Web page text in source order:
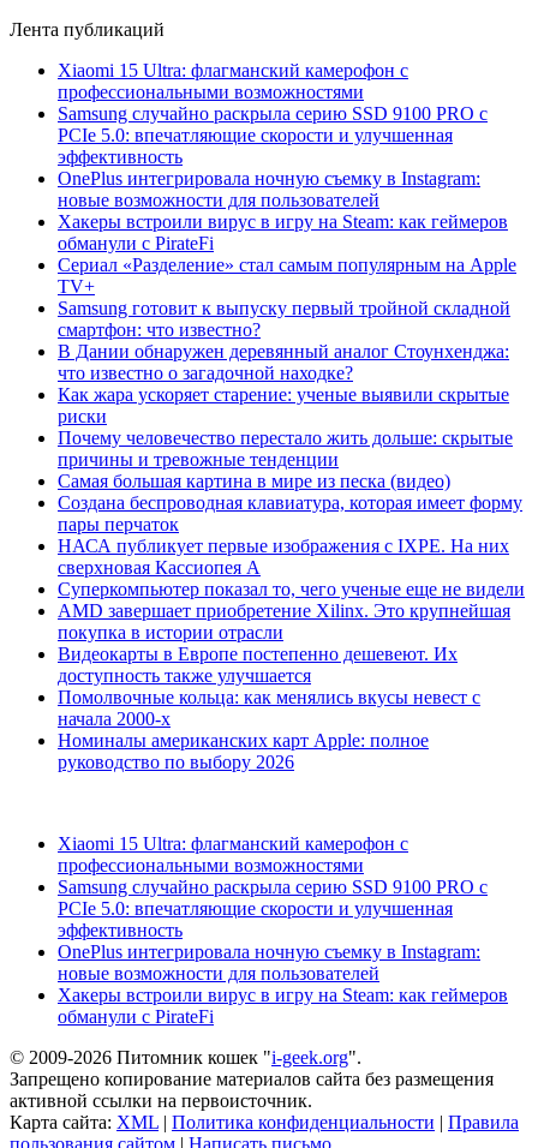
Лента публикаций
Xiaomi 15 Ultra: флагманский камерофон с
профессиональными возможностями
Samsung случайно раскрыла серию SSD 9100 PRO с
PCIe 5.0: впечатляющие скорости и улучшенная
эффективность
OnePlus интегрировала ночную съемку в Instagram:
новые возможности для пользователей
Хакеры встроили вирус в игру на Steam: как геймеров
обманули с PirateFi
Сериал «Разделение» стал самым популярным на Apple
TV+
Samsung готовит к выпуску первый тройной складной
смартфон: что известно?
В Дании обнаружен деревянный аналог Стоунхенджа:
что известно о загадочной находке?
Как жара ускоряет старение: ученые выявили скрытые
риски
Почему человечество перестало жить дольше: скрытые
причины и тревожные тенденции
Самая большая картина в мире из песка (видео)
Создана беспроводная клавиатура, которая имеет форму
пары перчаток
НАСА публикует первые изображения с IXPE. На них
сверхновая Кассиопея А
Суперкомпьютер показал то, чего ученые еще не видели
AMD завершает приобретение Xilinx. Это крупнейшая
покупка в истории отрасли
Видеокарты в Европе постепенно дешевеют. Их
доступность также улучшается
Помолвочные кольца: как менялись вкусы невест с
начала 2000-х
Номиналы американских карт Apple: полное
руководство по выбору 2026
Xiaomi 15 Ultra: флагманский камерофон с
профессиональными возможностями
Samsung случайно раскрыла серию SSD 9100 PRO с
PCIe 5.0: впечатляющие скорости и улучшенная
эффективность
OnePlus интегрировала ночную съемку в Instagram:
новые возможности для пользователей
Хакеры встроили вирус в игру на Steam: как геймеров
обманули с PirateFi
© 2009-2026 Питомник кошек "i-geek.org".
Запрещено копирование материалов сайта без размещения
активной ссылки на первоисточник.
Карта сайта: XML | Политика конфиденциальности | Правила
пользования сайтом | Написать письмо